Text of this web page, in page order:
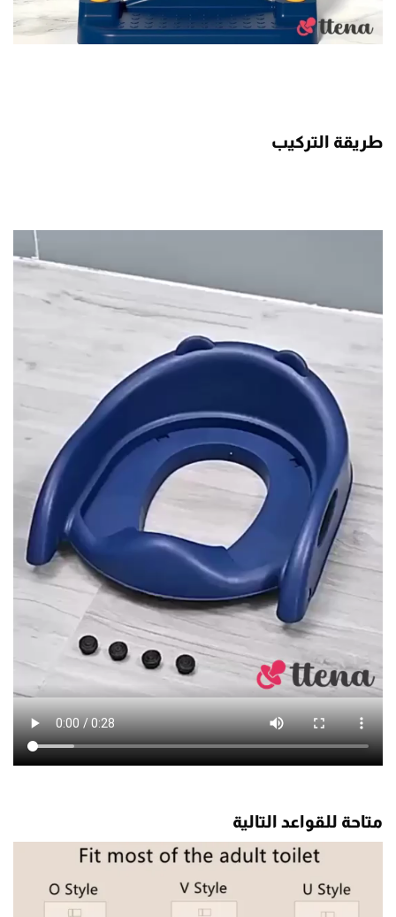
طريقة التركيب
متاحة للقواعد التالية